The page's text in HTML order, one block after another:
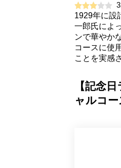
1929年に設
一郎氏によ
ンで華やか
コースに使
ことを実感
【記念
ャルコー